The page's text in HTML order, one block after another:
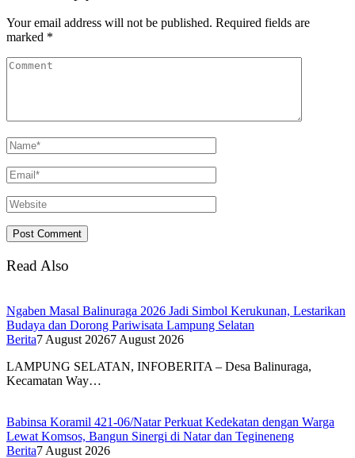
Your email address will not be published. Required fields are
marked *
Read Also
Ngaben Masal Balinuraga 2026 Jadi Simbol Kerukunan, Lestarikan
Budaya dan Dorong Pariwisata Lampung Selatan
Berita7 August 20267 August 2026
LAMPUNG SELATAN, INFOBERITA – Desa Balinuraga,
Kecamatan Way…
Babinsa Koramil 421-06/Natar Perkuat Kedekatan dengan Warga
Lewat Komsos, Bangun Sinergi di Natar dan Tegineneng
Berita7 August 2026